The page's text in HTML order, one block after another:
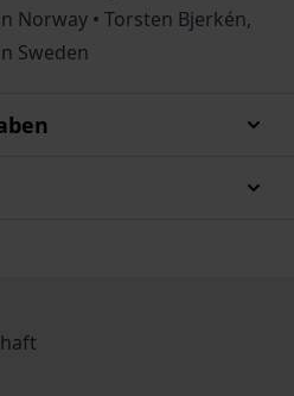
Norway • Torsten Bjerkén,
Sweden